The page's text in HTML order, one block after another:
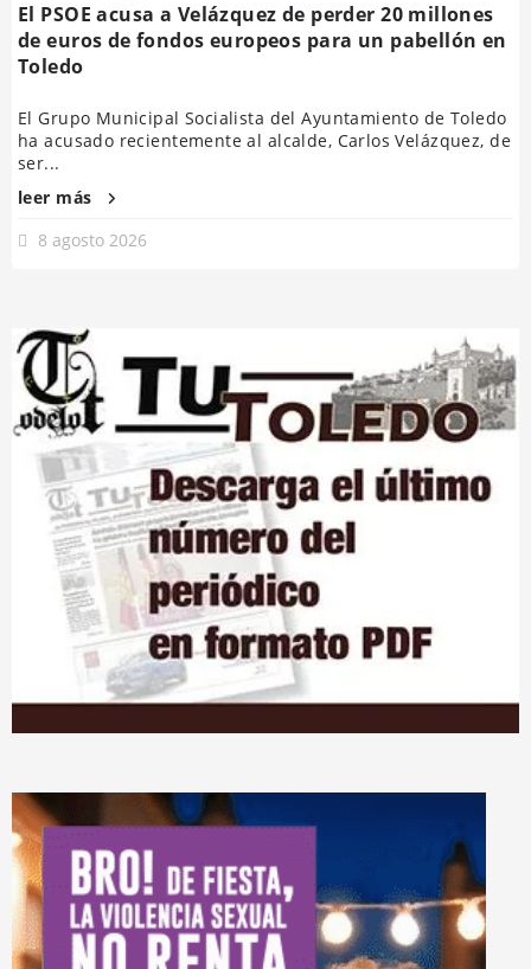
El PSOE acusa a Velázquez de perder 20 millones
de euros de fondos europeos para un pabellón en
Toledo
El Grupo Municipal Socialista del Ayuntamiento de Toledo
ha acusado recientemente al alcalde, Carlos Velázquez, de
ser...
leer más
8 agosto 2026